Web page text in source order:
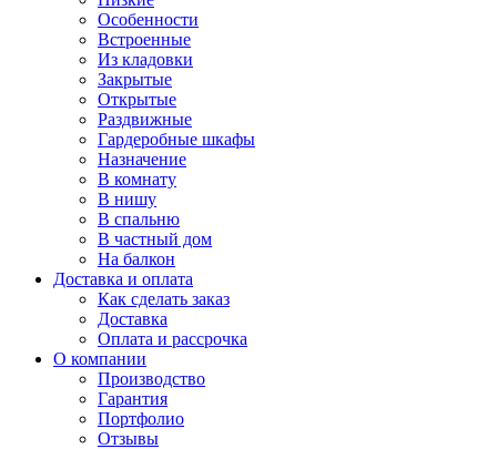
Особенности
Встроенные
Из кладовки
Закрытые
Открытые
Раздвижные
Гардеробные шкафы
Назначение
В комнату
В нишу
В спальню
В частный дом
На балкон
Доставка и оплата
Как сделать заказ
Доставка
Оплата и рассрочка
О компании
Производство
Гарантия
Портфолио
Отзывы